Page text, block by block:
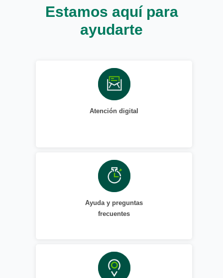
Estamos aquí para
ayudarte
Atención digital
Ayuda y preguntas
frecuentes